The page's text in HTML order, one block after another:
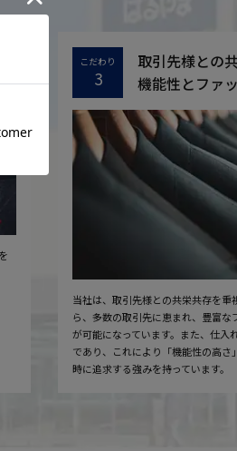
こだわり
3
取引先様との
機能性とファ
当社は、取引先様との共栄共存を
ら、多数の取引先に恵まれ、豊富
が可能になっています。また、仕入
であり、これにより「機能性の高
時に追求する強みを持っています。